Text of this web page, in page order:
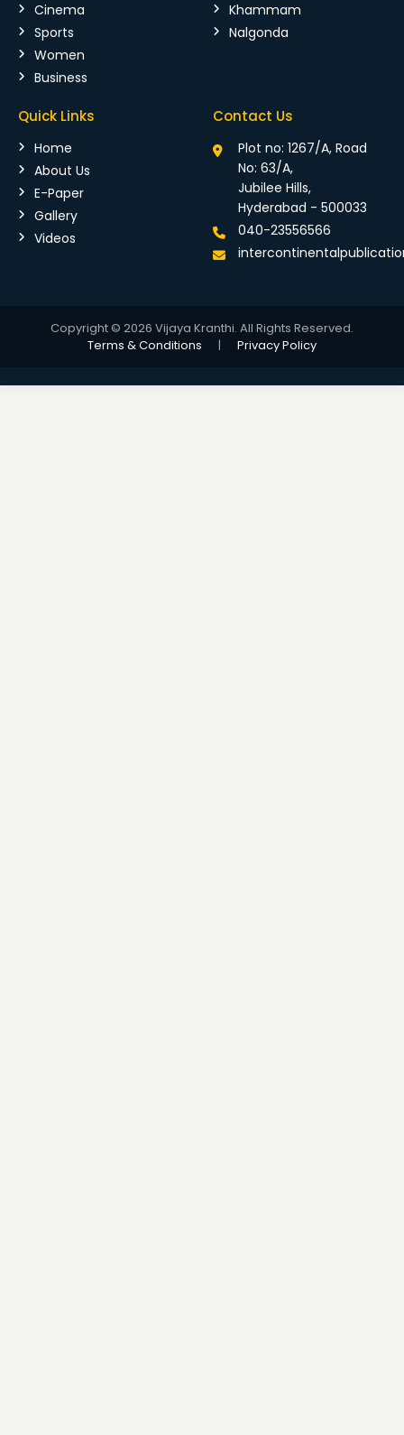
Cinema
Sports
Women
Business
Khammam
Nalgonda
Quick Links
Home
About Us
E-Paper
Gallery
Videos
Contact Us
Plot no: 1267/A, Road
No: 63/A,
Jubilee Hills,
Hyderabad - 500033
040-23556566
Copyright © 2026 Vijaya Kranthi. All Rights Reserved.
Terms & Conditions
| Privacy Policy